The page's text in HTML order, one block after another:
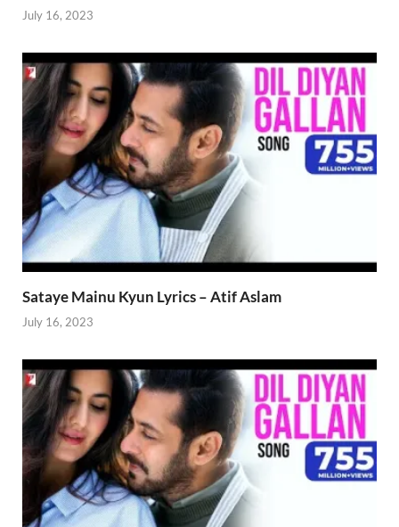
July 16, 2023
Sataye Mainu Kyun Lyrics – Atif Aslam
July 16, 2023